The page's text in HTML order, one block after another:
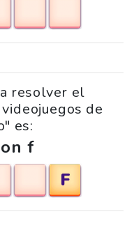
resolver el
videojuegos de
es:
f
F